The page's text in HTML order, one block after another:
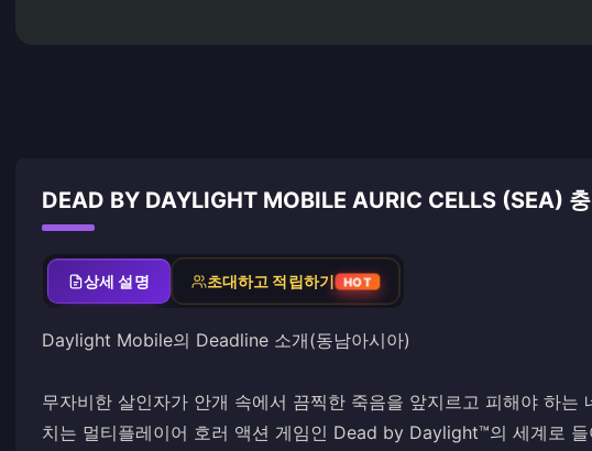
DEAD BY DAYLIGHT MOBILE AURIC CELLS (SEA)
상세 설명 초대하고 적립하기 HOT
Daylight Mobile의 Deadline 소개(동남아시아)
무자비한 살인자가 안개 속에서 끔찍한 죽음을 앞지르고 피해야 하는
치는 멀티플레이어 호러 액션 게임인 ​​Dead by Daylight™의 세계로